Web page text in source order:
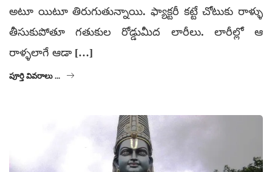
అటూ యిటూ తిరుగుతున్నాయి. ఫ్యాక్టరీ కట్టే చోటుకు రాళ్ళు
తీసుకుపోతూ గతుకుల రోడ్డుమీద లారీలు. లారీల్లో ఆ
రాళ్ళలాగే ఆడా […]
పూర్తి వివరాలు ...